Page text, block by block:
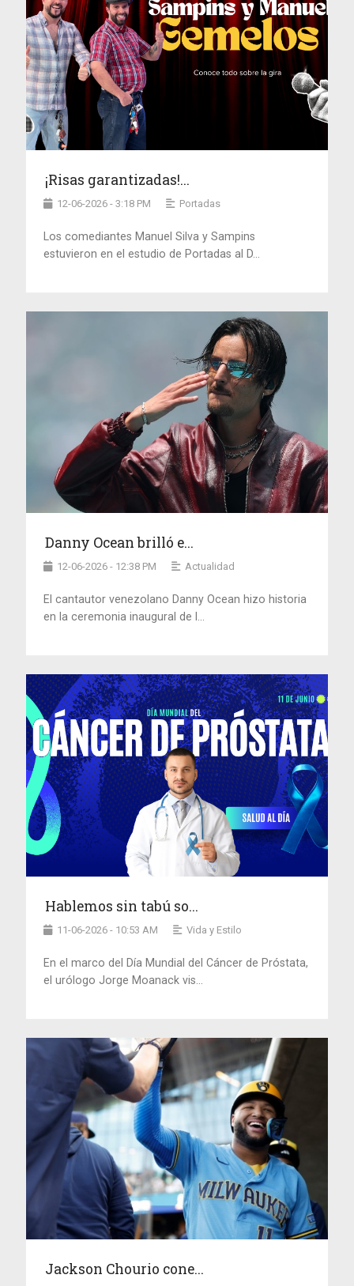
¡Risas garantizadas!...
12-06-2026 - 3:18 PM Portadas
Los comediantes Manuel Silva y Sampins
estuvieron en el estudio de Portadas al D...
Danny Ocean brilló e...
12-06-2026 - 12:38 PM Actualidad
El cantautor venezolano Danny Ocean hizo historia
en la ceremonia inaugural de l...
Hablemos sin tabú so...
11-06-2026 - 10:53 AM Vida y Estilo
En el marco del Día Mundial del Cáncer de Próstata,
el urólogo Jorge Moanack vis...
Jackson Chourio cone...